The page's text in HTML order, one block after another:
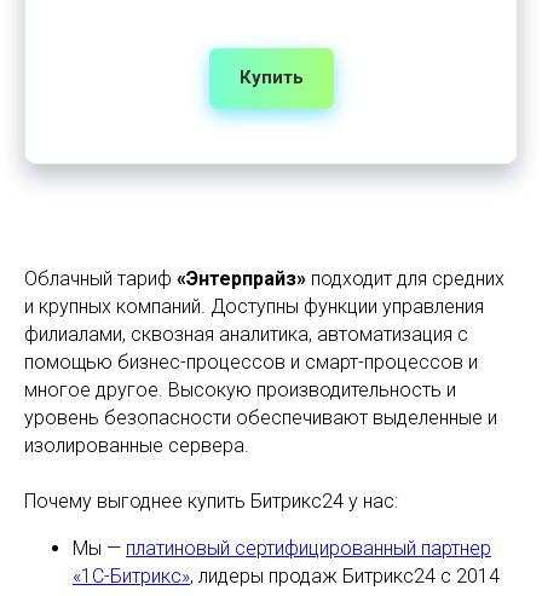
Купить
Облачный тариф «Энтерпрайз» подходит для средних
и крупных компаний. Доступны функции управления
филиалами, сквозная аналитика, автоматизация с
помощью бизнес-процессов и смарт-процессов и
многое другое. Высокую производительность и
уровень безопасности обеспечивают выделенные и
изолированные сервера.
Почему выгоднее купить Битрикс24 у нас:
Мы — платиновый сертифицированный партнер
«1С-Битрикс», лидеры продаж Битрикс24 с 2014